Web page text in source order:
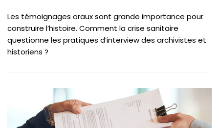
Les témoignages oraux sont grande importance pour
construire l’histoire. Comment la crise sanitaire
questionne les pratiques d’interview des archivistes et
historiens ?